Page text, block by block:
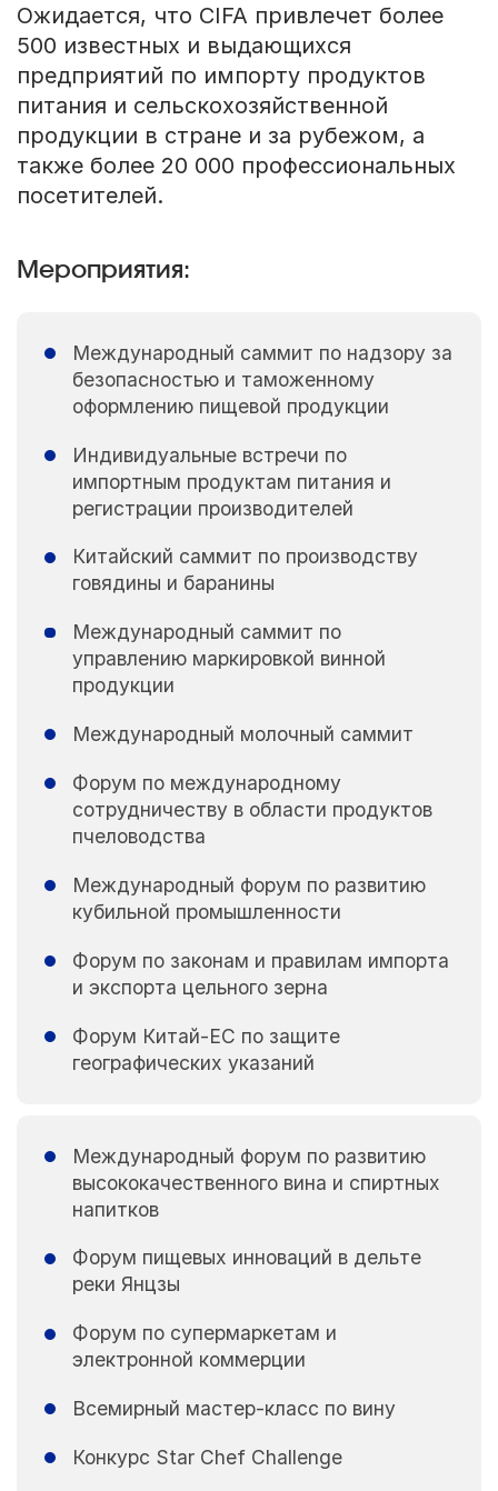
Ожидается, что CIFA привлечет более
500 известных и выдающихся
предприятий по импорту продуктов
питания и сельскохозяйственной
продукции в стране и за рубежом, а
также более 20 000 профессиональных
посетителей.
Мероприятия:
Международный саммит по надзору за
безопасностью и таможенному
оформлению пищевой продукции
Индивидуальные встречи по
импортным продуктам питания и
регистрации производителей
Китайский саммит по производству
говядины и баранины
Международный саммит по
управлению маркировкой винной
продукции
Международный молочный саммит
Форум по международному
сотрудничеству в области продуктов
пчеловодства
Международный форум по развитию
кубильной промышленности
Форум по законам и правилам импорта
и экспорта цельного зерна
Форум Китай-ЕС по защите
географических указаний
Международный форум по развитию
высококачественного вина и спиртных
напитков
Форум пищевых инноваций в дельте
реки Янцзы
Форум по супермаркетам и
электронной коммерции
Всемирный мастер-класс по вину
Конкурс Star Chef Challenge